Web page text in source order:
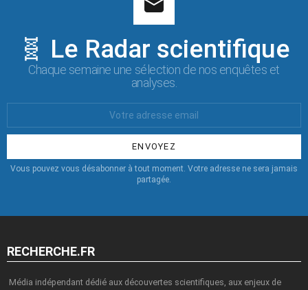
🧬 Le Radar scientifique
Chaque semaine une sélection de nos enquêtes et
analyses.
:
Vous pouvez vous désabonner à tout moment. Votre adresse ne sera jamais
partagée.
RECHERCHE.FR
Média indépendant dédié aux découvertes scientifiques, aux enjeux de